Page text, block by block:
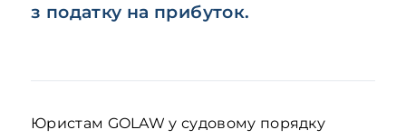
з податку на прибуток.
Юристам GOLAW у судовому порядку